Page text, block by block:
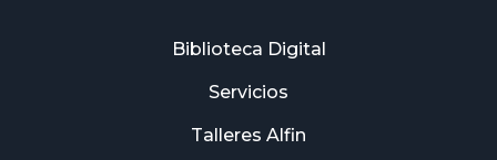
Biblioteca Digital
Servicios
Talleres Alfin